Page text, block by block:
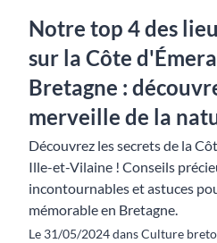
Notre top 4 des
sur la Côte
Bretagne :
merveille de la
Découvrez les secrets de la
Ille-et-Vilaine ! Conseils
incontournables et astuces
mémorable en Bretagne.
Le 31/05/2024 dans Culture